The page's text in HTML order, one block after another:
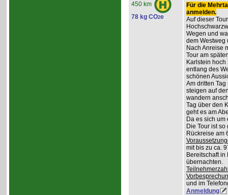
450 km
78 kg CO2e
Für die
anmelden.
Auf dieser
Wegen und
dem Westweg
Nach Anreise
Tour am
Karlstein
entlang des
schönen
Am dritten
steigen auf
wandern
Tag über den
geht es am
Da es sich
Die Tour ist
Rückreise am
mit bis zu ca.
Bereitschaft
übernachten.
und im
Anmeldung